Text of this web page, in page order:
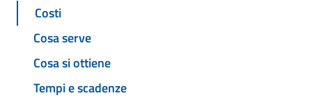
Costi
Cosa serve
Cosa si ottiene
Tempi e scadenze